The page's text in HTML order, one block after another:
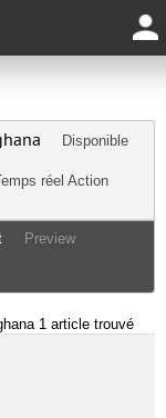
Disponible
réel Action
Preview
1 article trouvé